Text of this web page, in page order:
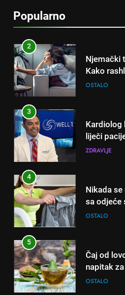
Popularno
čak će se
iskusni
2
Njemački
Kako
klime i
OSTALO
3
Kardiolog
liječi
otkrio:
dana!
ZDRAVLJE
4
Nikada se
sa odjeće
koje svi
OSTALO
5
Čaj od
napitak
OSTALO